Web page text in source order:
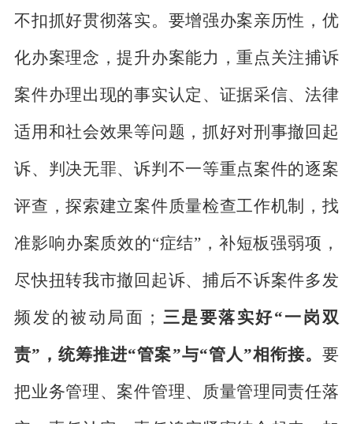
不扣抓好贯彻落实。要增强办案亲历性，优
化办案理念，提升办案能力，重点关注捕诉
案件办理出现的事实认定、证据采信、法律
适用和社会效果等问题，抓好对刑事撤回起
诉、判决无罪、诉判不一等重点案件的逐案
评查，探索建立案件质量检查工作机制，找
准影响办案质效的“症结”，补短板强弱项，
尽快扭转我市撤回起诉、捕后不诉案件多发
频发的被动局面； 三是要落实好“一岗双
责”，统筹推进“管案”与“管人”相衔接。 要
把业务管理、案件管理、质量管理同责任落